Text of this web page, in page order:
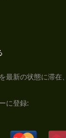
最新の状態に滞在
に登録: